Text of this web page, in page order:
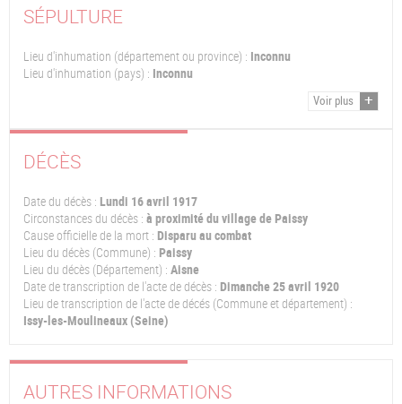
SÉPULTURE
Lieu d'inhumation (département ou province) : Inconnu
Lieu d'inhumation (pays) : Inconnu
Voir plus
DÉCÈS
Date du décès : Lundi 16 avril 1917
Circonstances du décès : à proximité du village de Paissy
Cause officielle de la mort : Disparu au combat
Lieu du décès (Commune) : Paissy
Lieu du décès (Département) : Aisne
Date de transcription de l'acte de décès : Dimanche 25 avril 1920
Lieu de transcription de l'acte de décés (Commune et département) :
Issy-les-Moulineaux (Seine)
AUTRES INFORMATIONS